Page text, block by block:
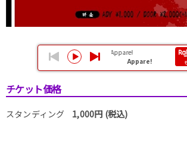
チケット価格
スタンディング 1,000円 (税込)